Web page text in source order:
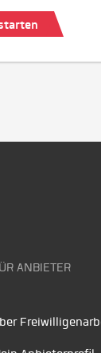
ANBIETER